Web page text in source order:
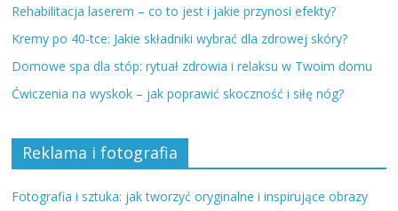
Rehabilitacja laserem – co to jest i jakie przynosi efekty?
Kremy po 40-tce: Jakie składniki wybrać dla zdrowej skóry?
Domowe spa dla stóp: rytuał zdrowia i relaksu w Twoim domu
Ćwiczenia na wyskok – jak poprawić skoczność i siłę nóg?
Reklama i fotografia
Fotografia i sztuka: jak tworzyć oryginalne i inspirujące obrazy